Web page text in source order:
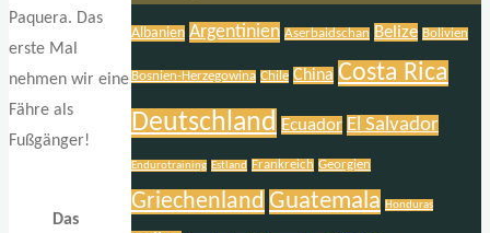
Paquera. Das
erste Mal
nehmen wir eine
Fähre als
Fußgänger!
Das
Albanien Argentinien Aserbaidschan Belize Bolivien
Bosnien-Herzegowina Chile China Costa Rica
Deutschland Ecuador El Salvador
Endurotraining Estland Frankreich Georgien
Griechenland Guatemala Honduras